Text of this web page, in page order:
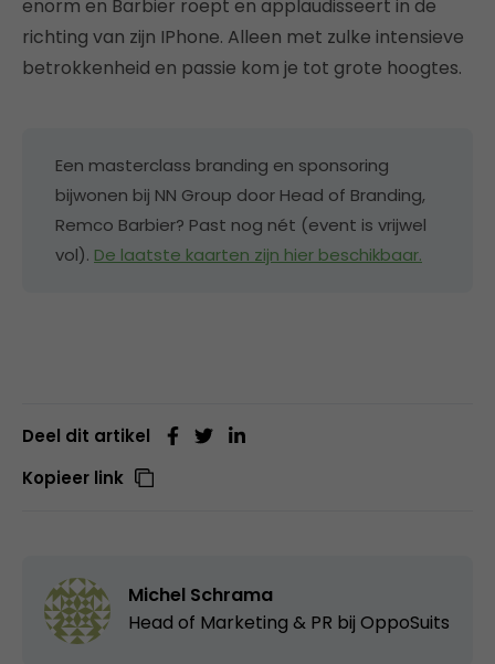
enorm en Barbier roept en applaudisseert in de
richting van zijn IPhone. Alleen met zulke intensieve
betrokkenheid en passie kom je tot grote hoogtes.
Een masterclass branding en sponsoring
bijwonen bij NN Group door Head of Branding,
Remco Barbier? Past nog nét (event is vrijwel
vol). De laatste kaarten zijn hier beschikbaar.
Deel dit artikel
Kopieer link
Michel Schrama
Head of Marketing & PR bij OppoSuits